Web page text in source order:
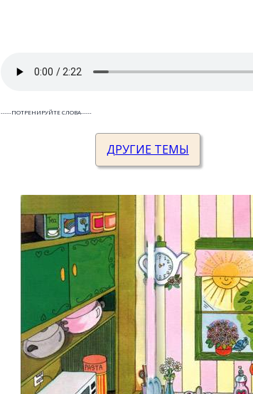
-----ПОТРЕНИРУЙТЕ СЛОВА-----
Toaster
toaster
Frying Pan
frying pan
Teakettle
teakettle
ДРУГИЕ ТЕМЫ